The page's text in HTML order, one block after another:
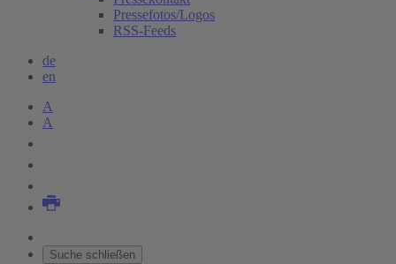
Pressefotos/Logos
RSS-Feeds
de
en
A
A
Suche schließen